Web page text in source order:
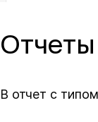
Отчеты
В отчет с